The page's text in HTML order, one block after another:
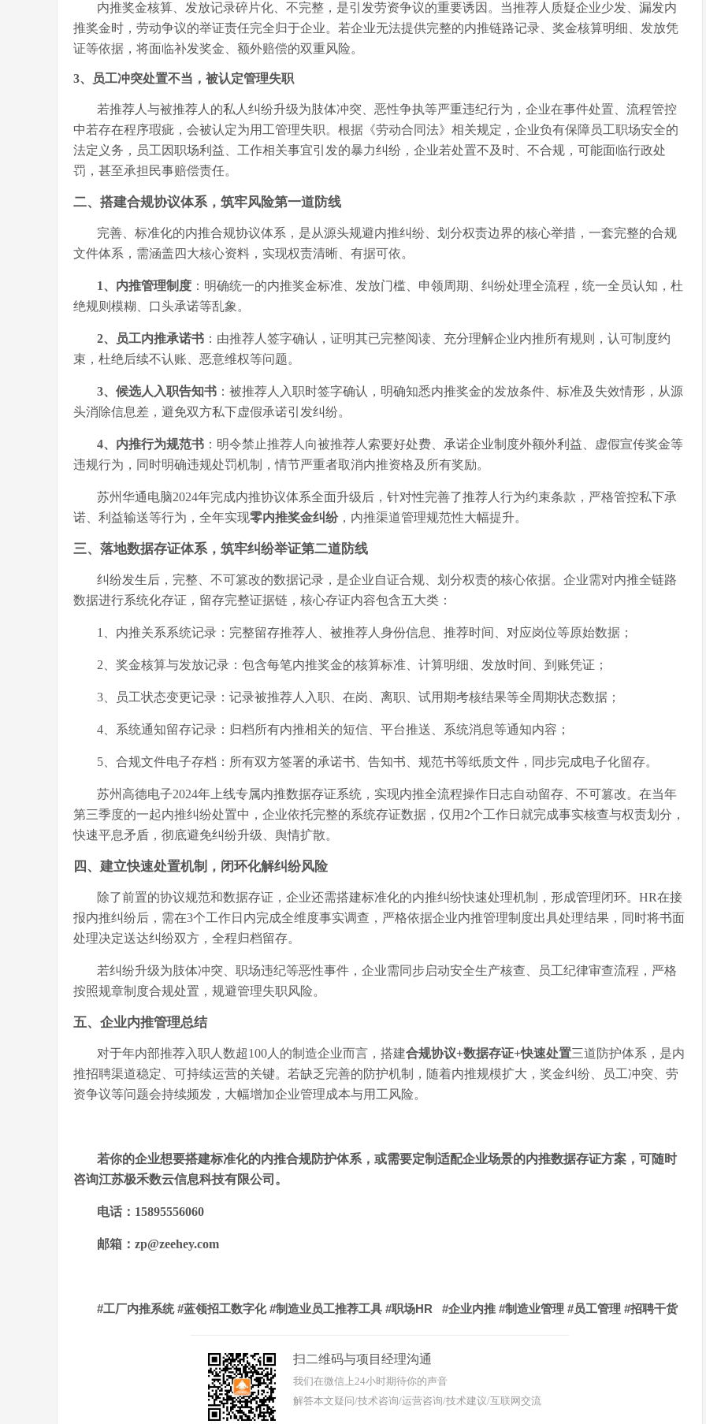
内推奖金核算、发放记录碎片化、不完整，是引发劳资争议的重要诱因。当推荐人质疑企业少发、漏发内
推奖金时，劳动争议的举证责任完全归于企业。若企业无法提供完整的内推链路记录、奖金核算明细、发放凭
证等依据，将面临补发奖金、额外赔偿的双重风险。
3、员工冲突处置不当，被认定管理失职
若推荐人与被推荐人的私人纠纷升级为肢体冲突、恶性争执等严重违纪行为，企业在事件处置、流程管控
中若存在程序瑕疵，会被认定为用工管理失职。根据《劳动合同法》相关规定，企业负有保障员工职场安全的
法定义务，员工因职场利益、工作相关事宜引发的暴力纠纷，企业若处置不及时、不合规，可能面临行政处
罚，甚至承担民事赔偿责任。
二、搭建合规协议体系，筑牢风险第一道防线
完善、标准化的内推合规协议体系，是从源头规避内推纠纷、划分权责边界的核心举措，一套完整的合规
文件体系，需涵盖四大核心资料，实现权责清晰、有据可依。
1、 内推管理制度 ：明确统一的内推奖金标准、发放门槛、申领周期、纠纷处理全流程，统一全员认知，杜
绝规则模糊、口头承诺等乱象。
2、 员工内推承诺书 ：由推荐人签字确认，证明其已完整阅读、充分理解企业内推所有规则，认可制度约
束，杜绝后续不认账、恶意维权等问题。
3、 候选人入职告知书 ：被推荐人入职时签字确认，明确知悉内推奖金的发放条件、标准及失效情形，从源
头消除信息差，避免双方私下虚假承诺引发纠纷。
4、 内推行为规范书 ：明令禁止推荐人向被推荐人索要好处费、承诺企业制度外额外利益、虚假宣传奖金等
违规行为，同时明确违规处罚机制，情节严重者取消内推资格及所有奖励。
苏州华通电脑2024年完成内推协议体系全面升级后，针对性完善了推荐人行为约束条款，严格管控私下承
诺、利益输送等行为，全年实现零内推奖金纠纷，内推渠道管理规范性大幅提升。
三、落地数据存证体系，筑牢纠纷举证第二道防线
纠纷发生后，完整、不可篡改的数据记录，是企业自证合规、划分权责的核心依据。企业需对内推全链路
数据进行系统化存证，留存完整证据链，核心存证内容包含五大类：
1、 内推关系系统记录：完整留存推荐人、被推荐人身份信息、推荐时间、对应岗位等原始数据；
2、 奖金核算与发放记录：包含每笔内推奖金的核算标准、计算明细、发放时间、到账凭证；
3、 员工状态变更记录：记录被推荐人入职、在岗、离职、试用期考核结果等全周期状态数据；
4、 系统通知留存记录：归档所有内推相关的短信、平台推送、系统消息等通知内容；
5、 合规文件电子存档：所有双方签署的承诺书、告知书、规范书等纸质文件，同步完成电子化留存。
苏州高德电子2024年上线专属内推数据存证系统，实现内推全流程操作日志自动留存、不可篡改。在当年
第三季度的一起内推纠纷处置中，企业依托完整的系统存证数据，仅用2个工作日就完成事实核查与权责划分，
快速平息矛盾，彻底避免纠纷升级、舆情扩散。
四、建立快速处置机制，闭环化解纠纷风险
除了前置的协议规范和数据存证，企业还需搭建标准化的内推纠纷快速处理机制，形成管理闭环。 HR在接
报内推纠纷后，需在3个工作日内完成全维度事实调查，严格依据企业内推管理制度出具处理结果，同时将书面
处理决定送达纠纷双方，全程归档留存。
若纠纷升级为肢体冲突、职场违纪等恶性事件，企业需同步启动安全生产核查、员工纪律审查流程，严格
按照规章制度合规处置，规避管理失职风险。
五、企业内推管理总结
对于年内部推荐入职人数超100人的制造企业而言，搭建合规协议+数据存证+快速处置三道防护体系，是内
推招聘渠道稳定、可持续运营的关键。若缺乏完善的防护机制，随着内推规模扩大，奖金纠纷、员工冲突、劳
资争议等问题会持续频发，大幅增加企业管理成本与用工风险。
若你的企业想要搭建标准化的内推合规防护体系，或需要定制适配企业场景的内推数据存证方案，可随时
咨询江苏极禾数云信息科技有限公司。
电话： 15895556060
邮箱： zp@zeehey.com
#工厂内推系统#蓝领招工数字化#制造业员工推荐工具 #职场HR #企业内推 #制造业管理 #员工管理 #招聘干货
扫二维码与项目经理沟通
我们在微信上24小时期待你的声音
解答本文疑问/技术咨询/运营咨询/技术建议/互联网交流